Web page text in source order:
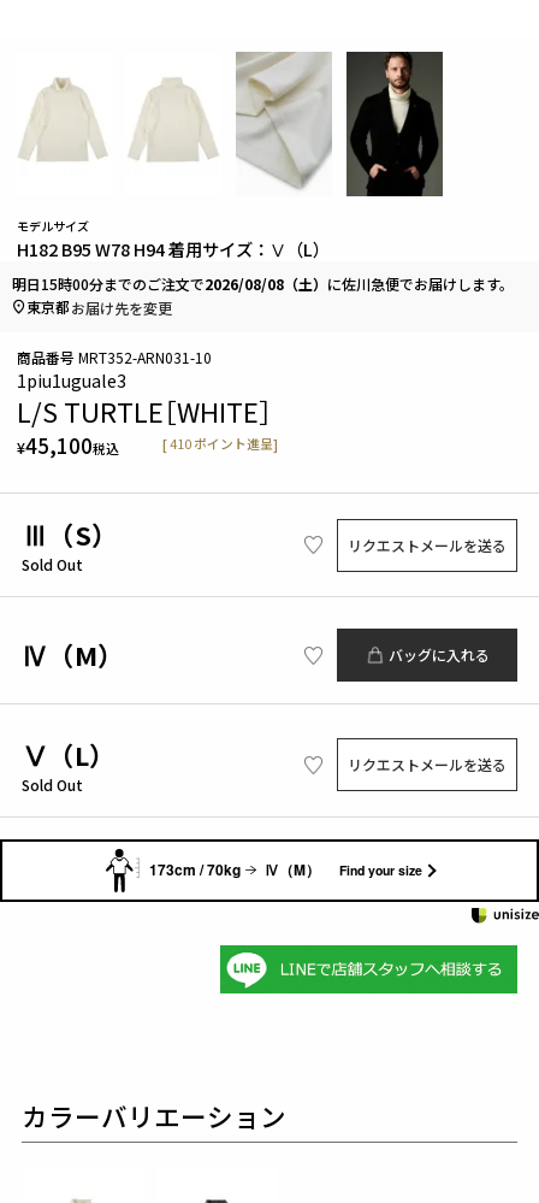
モデルサイズ
H182 B95 W78 H94 着用サイズ：Ⅴ（L）
1piu1uguale3
L/S TURTLE［WHITE］
¥45,100税込 [410 ポイント進呈]
商品番号 MRT352-ARN031-10
Ⅲ（S）
Sold Out
リクエストメールを送る
Ⅳ（M） バッグに入れる
Ⅴ（L）
Sold Out
リクエストメールを送る
173cm / 70kg Ⅳ（M） Find your size
明日15時00分までのご注文で2026/08/08（土） に佐川急便でお届けします。
東京都お届け先を変更
カラーバリエーション